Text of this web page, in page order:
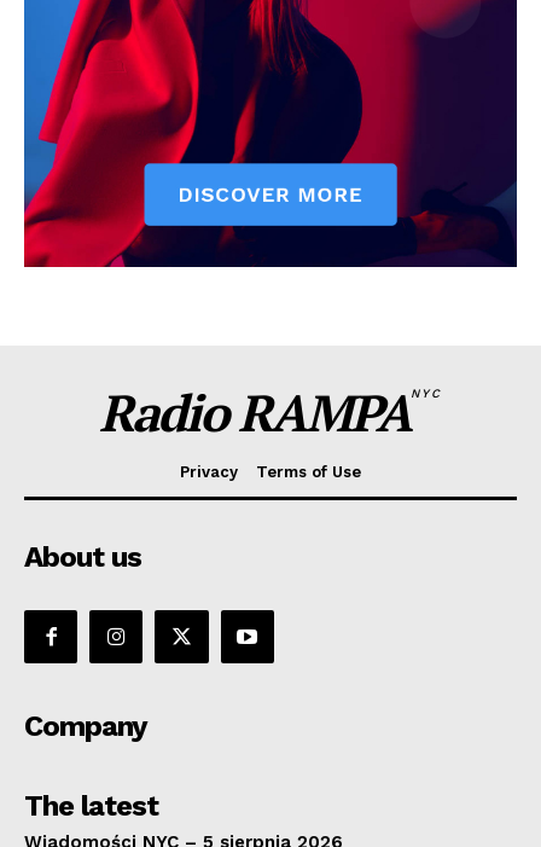
Radio RAMPANYC
Privacy Terms of Use
About us
Company
The latest
Wiadomości NYC – 5 sierpnia 2026